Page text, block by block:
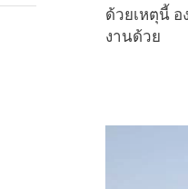
ด้วยเหตุนี้
งานด้วย